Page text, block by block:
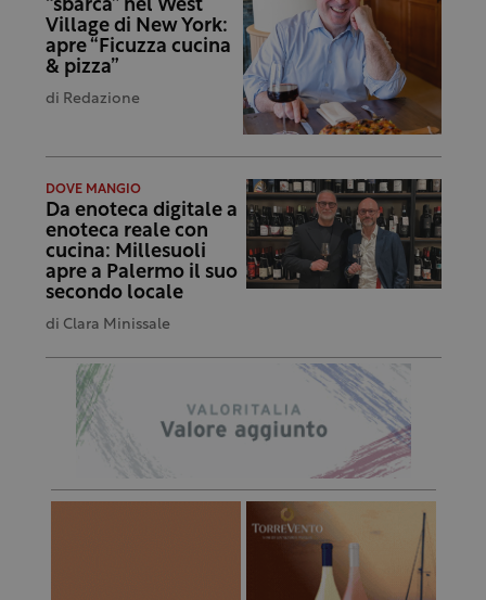
“sbarca” nel West
Village di New York:
apre “Ficuzza cucina
& pizza”
di Redazione
DOVE MANGIO
Da enoteca digitale a
enoteca reale con
cucina: Millesuoli
apre a Palermo il suo
secondo locale
di Clara Minissale